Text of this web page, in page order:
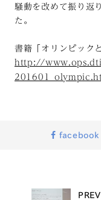
騒動を改めて振り返
た。
書籍「オリンピック
http://
facebook
PREV